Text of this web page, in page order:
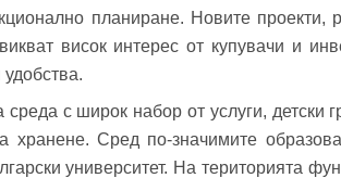
планиране. Новите проекти,
висок интерес от купувачи и
среда с широк набор от услуги, детски
хранене. Сред по-значимите
университет. На територията